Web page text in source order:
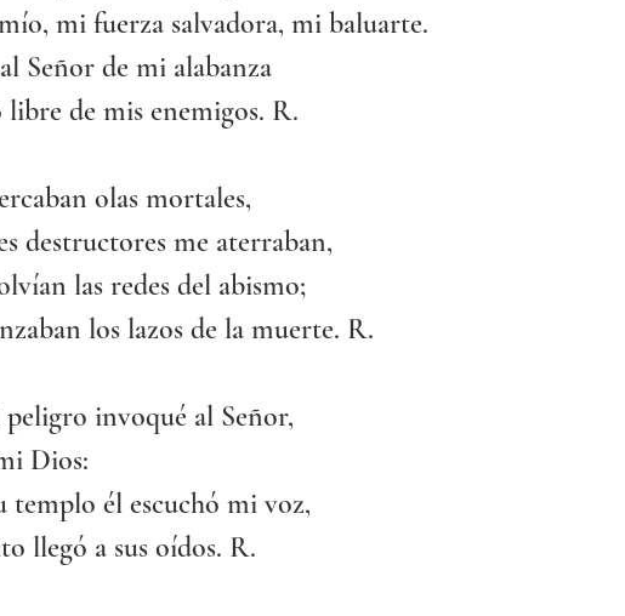
mi fuerza salvadora, mi baluarte.
Señor de mi alabanza
libre de mis enemigos. R.
olas mortales,
destructores me aterraban,
las redes del abismo;
los lazos de la muerte. R.
peligro invoqué al Señor,
Dios:
templo él escuchó mi voz,
llegó a sus oídos. R.